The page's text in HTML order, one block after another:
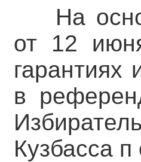
На
от 12
гарантиях
в
Кузбасса